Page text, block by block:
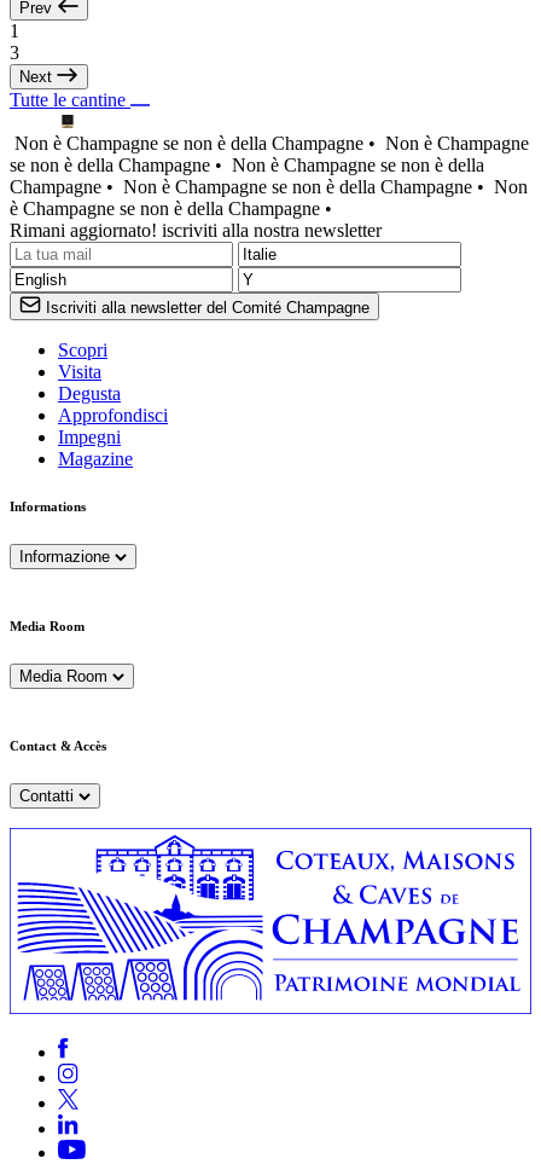
Prev
1
3
Next
Tutte le cantine
Non è Champagne se non è della Champagne • Non è Champagne
se non è della Champagne • Non è Champagne se non è della
Champagne • Non è Champagne se non è della Champagne • Non
è Champagne se non è della Champagne •
Rimani aggiornato! iscriviti alla nostra newsletter
Iscriviti alla newsletter del Comité Champagne
Scopri
Visita
Degusta
Approfondisci
Impegni
Magazine
Informations
Informazione
Media Room
Media Room
Contact & Accès
Contatti